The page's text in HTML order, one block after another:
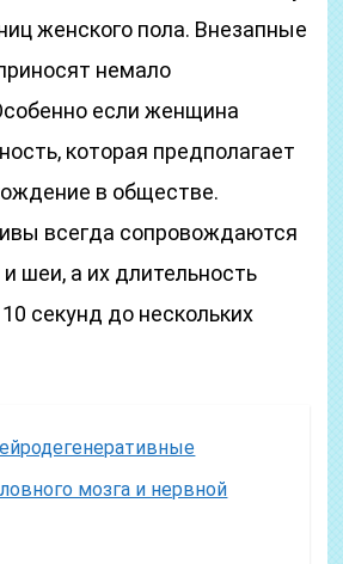
женского пола. Внезапные
немало
если женщина
которая предполагает
в обществе.
всегда сопровождаются
шеи, а их длительность
секунд до нескольких
мозга и нервной